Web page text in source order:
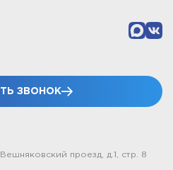
ЗВОНОК
проезд, д.1, стр. 8